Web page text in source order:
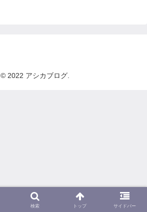
© 2022 アシカブログ.
検索 トップ サイドバー